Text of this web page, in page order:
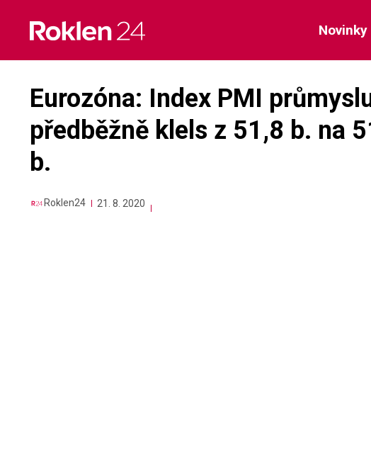
content
Novinky
Eurozóna: Index PMI
předběžně klels z 51,8 b. na
b.
Roklen24 21. 8. 2020